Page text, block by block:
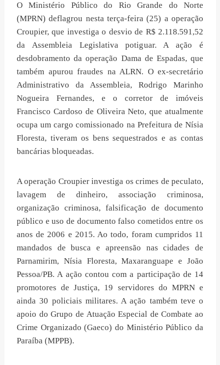
O Ministério Público do Rio Grande do Norte
(MPRN) deflagrou nesta terça-feira (25) a operação
Croupier, que investiga o desvio de R$ 2.118.591,52
da Assembleia Legislativa potiguar. A ação é
desdobramento da operação Dama de Espadas, que
também apurou fraudes na ALRN. O ex-secretário
Administrativo da Assembleia, Rodrigo Marinho
Nogueira Fernandes, e o corretor de imóveis
Francisco Cardoso de Oliveira Neto, que atualmente
ocupa um cargo comissionado na Prefeitura de Nísia
Floresta, tiveram os bens sequestrados e as contas
bancárias bloqueadas.
A operação Croupier investiga os crimes de peculato,
lavagem de dinheiro, associação criminosa,
organização criminosa, falsificação de documento
público e uso de documento falso cometidos entre os
anos de 2006 e 2015. Ao todo, foram cumpridos 11
mandados de busca e apreensão nas cidades de
Parnamirim, Nísia Floresta, Maxaranguape e João
Pessoa/PB. A ação contou com a participação de 14
promotores de Justiça, 19 servidores do MPRN e
ainda 30 policiais militares. A ação também teve o
apoio do Grupo de Atuação Especial de Combate ao
Crime Organizado (Gaeco) do Ministério Público da
Paraíba (MPPB).